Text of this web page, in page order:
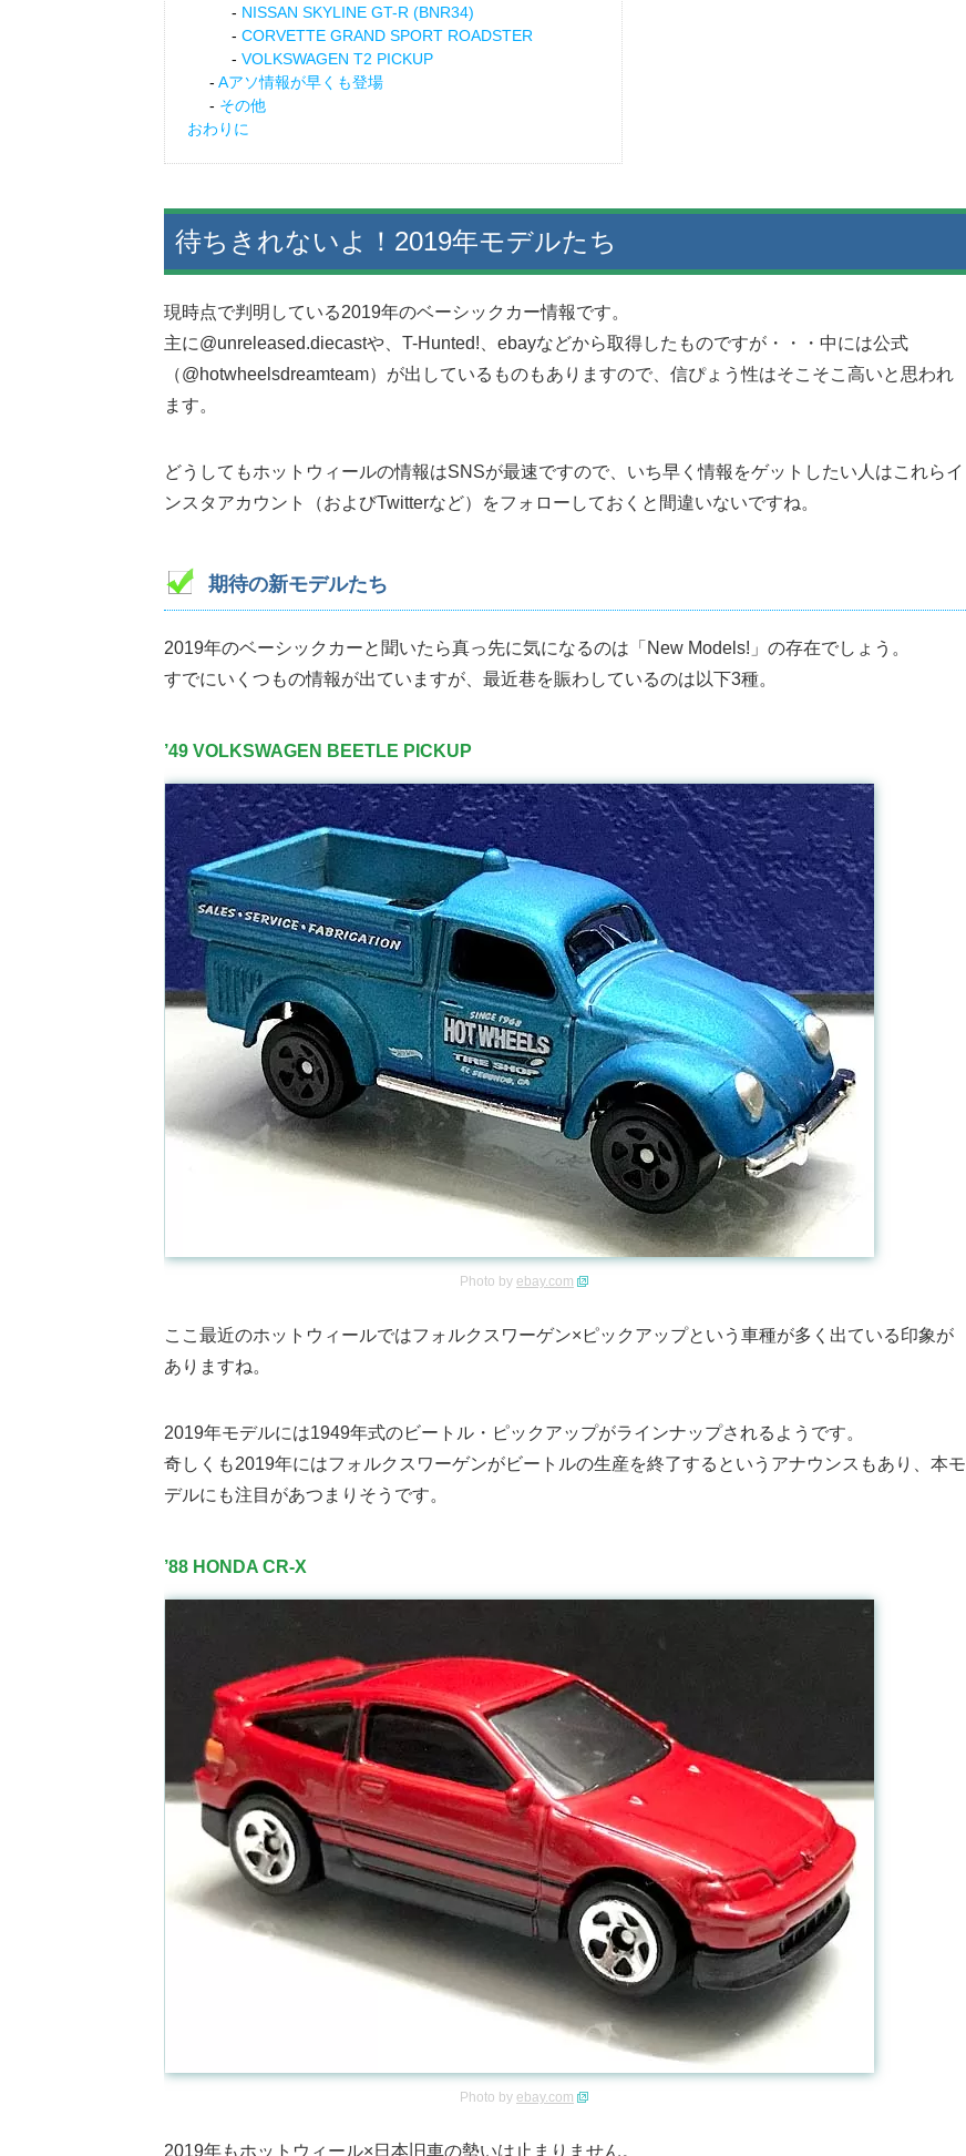
NISSAN SKYLINE GT-R (BNR34)
CORVETTE GRAND SPORT ROADSTER
VOLKSWAGEN T2 PICKUP
Aアソ情報が早くも登場
その他
おわりに
待ちきれないよ！2019年モデルたち
現時点で判明している2019年のベーシックカー情報です。
主に@unreleased.diecastや、T-Hunted!、ebayなどから取得したものですが・・・中には公式
（@hotwheelsdreamteam）が出しているものもありますので、信ぴょう性はそこそこ高いと思われ
ます。
どうしてもホットウィールの情報はSNSが最速ですので、いち早く情報をゲットしたい人はこれらイ
ンスタアカウント（およびTwitterなど）をフォローしておくと間違いないですね。
期待の新モデルたち
2019年のベーシックカーと聞いたら真っ先に気になるのは「New Models!」の存在でしょう。
すでにいくつもの情報が出ていますが、最近巷を賑わしているのは以下3種。
’49 VOLKSWAGEN BEETLE PICKUP
Photo by ebay.com
ここ最近のホットウィールではフォルクスワーゲン×ピックアップという車種が多く出ている印象が
ありますね。
2019年モデルには1949年式のビートル・ピックアップがラインナップされるようです。
奇しくも2019年にはフォルクスワーゲンがビートルの生産を終了するというアナウンスもあり、本モ
デルにも注目があつまりそうです。
’88 HONDA CR-X
Photo by ebay.com
2019年もホットウィール×日本旧車の勢いは止まりません。